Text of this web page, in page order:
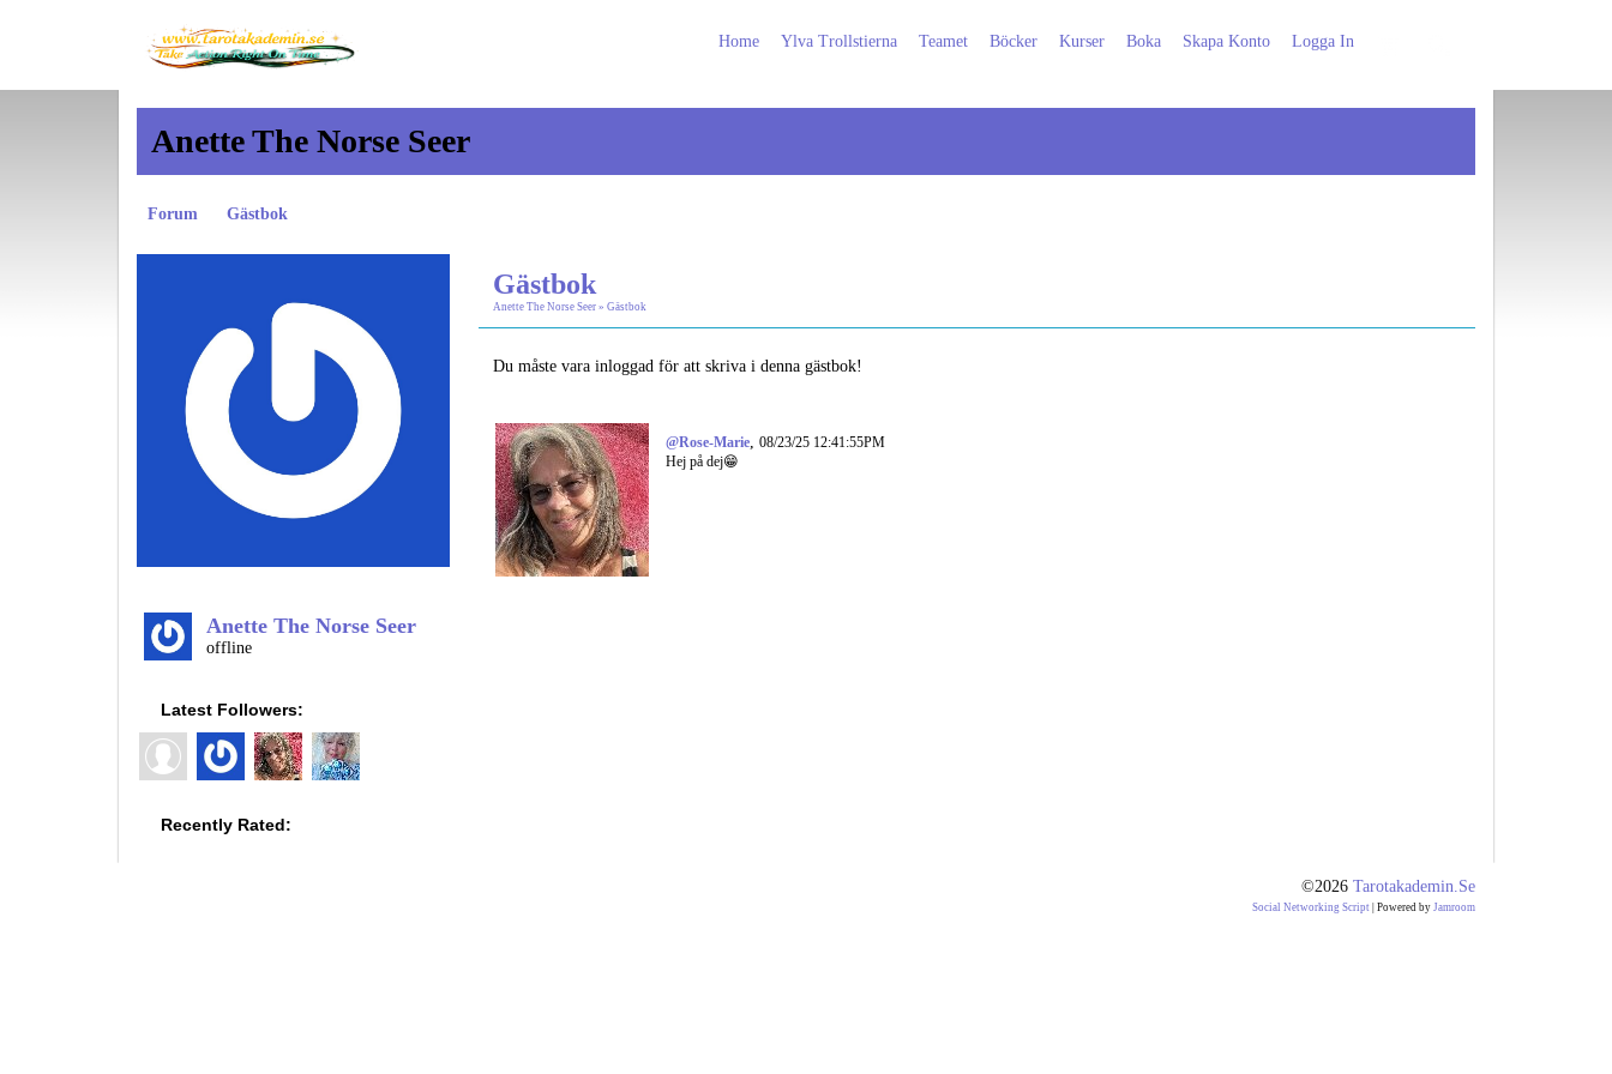
Home Ylva Trollstierna Teamet Böcker Kurser Boka Skapa Konto Logga In
Anette The Norse Seer
Forum Gästbok
Anette The Norse Seer
offline
Latest Followers:
Recently Rated:
Gästbok
Anette The Norse Seer » Gästbok
Du måste vara inloggad för att skriva i denna gästbok!
@Rose-Marie,08/23/25 12:41:55PM
Hej på dej😁
©2026 Tarotakademin.se
Social Networking Script | Powered by Jamroom